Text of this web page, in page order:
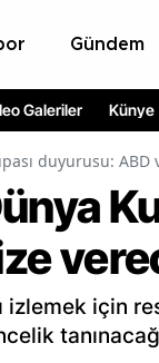
Gündem
Galeriler Künye
duyurusu: ABD
izlemek için